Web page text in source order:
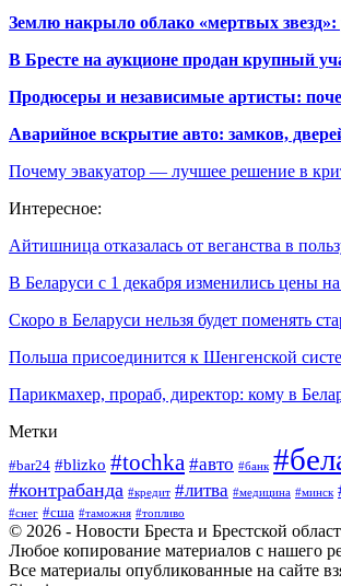
Землю накрыло облако «мертвых
В Бресте на аукционе продан крупный
Продюсеры и независимые артисты:
Аварийное вскрытие авто: замков,
Почему эвакуатор — лучшее решение в
Интересное:
Айтишница отказалась от веганства в
В Беларуси с 1 декабря изменились цены
Скоро в Беларуси нельзя будет поменять
Польша присоединится к Шенгенской
Парикмахер, прораб, директор: кому в
Метки
#bar24 #blizko #tochka #авто #банк
#контрабанда #кредит #литва #медицина #минск
#снег #сша #таможня #топливо
© 2026 - Новости Бреста и Брестской
Любое копирование материалов с нашего
Все материалы опубликованные на сайте